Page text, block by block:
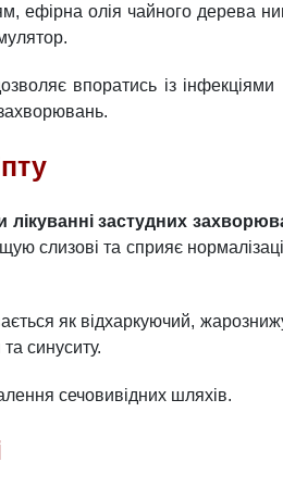
ефірна олія чайного дерева
впоратись із інфекціями
лікуванні застудних
слизові та сприяє
як відхаркуючий,
синуситу.
сечовивідних шляхів.